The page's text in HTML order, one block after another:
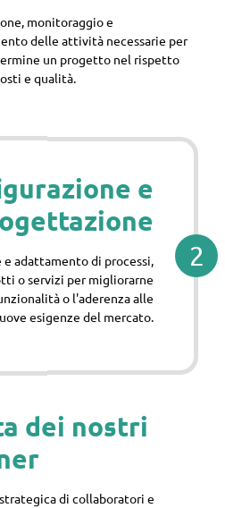
monitoraggio e
delle attività necessarie per
un progetto nel rispetto
e qualità.
2
e
e adattamento di processi,
o servizi per migliorarne
o l'aderenza alle
esigenze del mercato.
dei nostri
di collaboratori e